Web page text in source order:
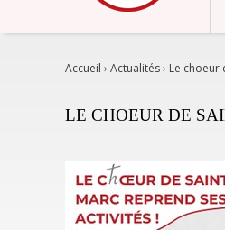
Accueil › Actualités› Le choeur
LE CHOEUR DE